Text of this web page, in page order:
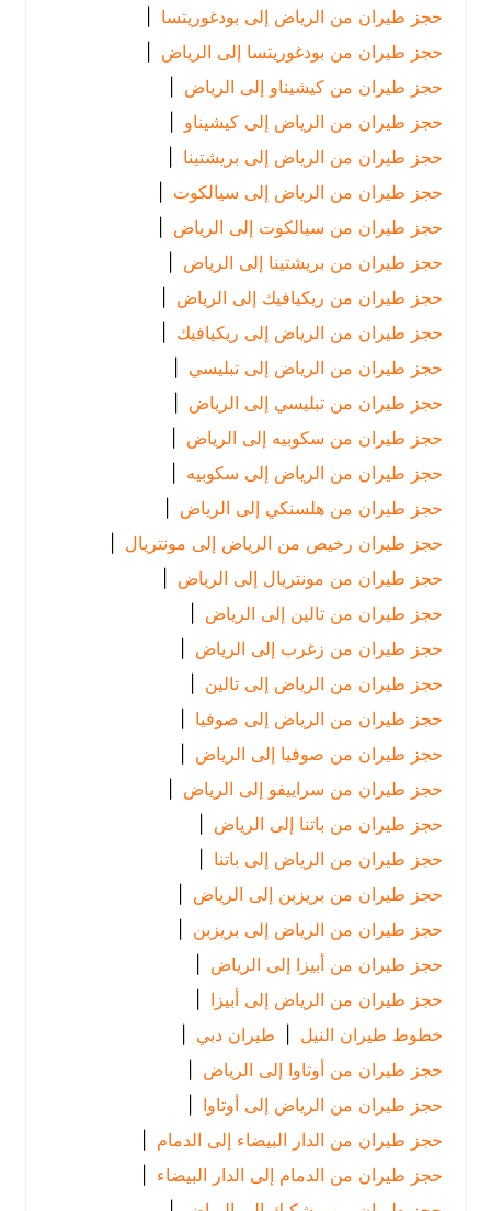
حجز طيران من الرياض إلى بودغوريتسا
|
حجز طيران من بودغوريتسا إلى الرياض
|
حجز طيران من كيشيناو إلى الرياض
|
حجز طيران من الرياض إلى كيشيناو |
حجز طيران من الرياض إلى بريشتينا |
حجز طيران من الرياض إلى سيالكوت |
حجز طيران من سيالكوت إلى الرياض
|
حجز طيران من بريشتينا إلى الرياض
|
حجز طيران من ريكيافيك إلى الرياض
|
حجز طيران من الرياض إلى ريكيافيك |
حجز طيران من الرياض إلى تبليسي |
حجز طيران من تبليسي إلى الرياض
|
حجز طيران من سكوبيه إلى الرياض
|
حجز طيران من الرياض إلى سكوبيه |
حجز طيران من هلسنكي إلى الرياض
|
حجز طيران رخيص من الرياض إلى مونتريال |
حجز طيران من مونتريال إلى الرياض
|
حجز طيران من تالين إلى الرياض
|
حجز طيران من زغرب إلى الرياض
|
حجز طيران من الرياض إلى تالين
|
حجز طيران من الرياض إلى صوفيا
|
حجز طيران من صوفيا إلى الرياض
|
حجز طيران من سراييفو إلى الرياض
|
حجز طيران من باتنا إلى الرياض
|
حجز طيران من الرياض إلى باتنا |
حجز طيران من بريزبن إلى الرياض
|
حجز طيران من الرياض إلى بريزبن |
حجز طيران من أبيزا إلى الرياض
|
حجز طيران من الرياض إلى أبيزا
خطوط طيران النيل | طيران دبي |
حجز طيران من أوتاوا إلى الرياض
|
حجز طيران من الرياض إلى أوتاوا |
حجز طيران من الدار البيضاء إلى الدمام
|
حجز طيران من الدمام إلى الدار البيضاء |